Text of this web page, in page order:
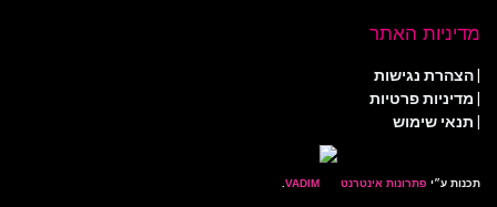
מדיניות האתר
|הצהרת נגישות
| מדיניות פרטיות
| תנאי שימוש
תכנות ע״י פתרונות אינטרנט